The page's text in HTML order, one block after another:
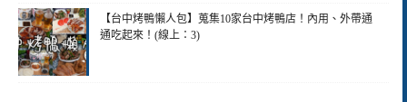
【台中烤鴨懶人包】蒐集10家台中烤鴨店！內用、外帶通
通吃起來！(線上：3)